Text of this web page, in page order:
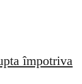
împotriva